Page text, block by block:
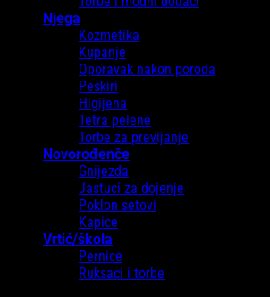
Njega
Kozmetika
Kupanje
Oporavak nakon poroda
Peškiri
Higijena
Tetra pelene
Torbe za previjanje
Novorođenče
Gnijezda
Jastuci za dojenje
Poklon setovi
Kapice
Vrtić/škola
Pernice
Ruksaci i torbe